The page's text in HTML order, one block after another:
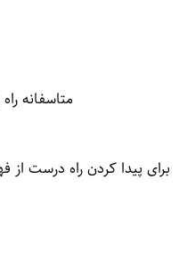
متاسفانه
برای پیدا کردن راه درست از